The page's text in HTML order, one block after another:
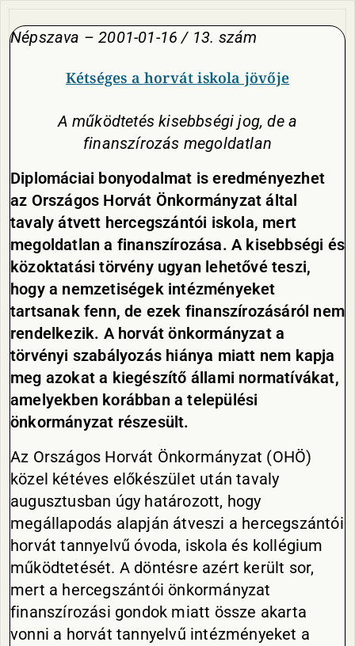
Népszava – 2001-01-16 / 13. szám
Kétséges a horvát iskola jövője
A működtetés kisebbségi jog, de a
finanszírozás megoldatlan
Diplomáciai bonyodalmat is eredményezhet
az Országos Horvát Önkormányzat által
tavaly átvett hercegszántói iskola, mert
megoldatlan a finanszírozása. A kisebbségi és
közoktatási törvény ugyan lehetővé teszi,
hogy a nemzetiségek intézményeket
tartsanak fenn, de ezek finanszírozásáról nem
rendelkezik. A horvát önkormányzat a
törvényi szabályozás hiánya miatt nem kapja
meg azokat a kiegészítő állami normatívákat,
amelyekben korábban a települési
önkormányzat részesült.
Az Országos Horvát Önkormányzat (OHÖ)
közel kétéves előkészület után tavaly
augusztusban úgy határozott, hogy
megállapodás alapján átveszi a hercegszántói
horvát tannyelvű óvoda, iskola és kollégium
működtetését. A döntésre azért került sor,
mert a hercegszántói önkormányzat
finanszírozási gondok miatt össze akarta
vonni a horvát tannyelvű intézményeket a